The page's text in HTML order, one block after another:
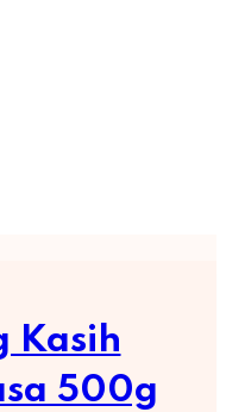
Kasih
500g